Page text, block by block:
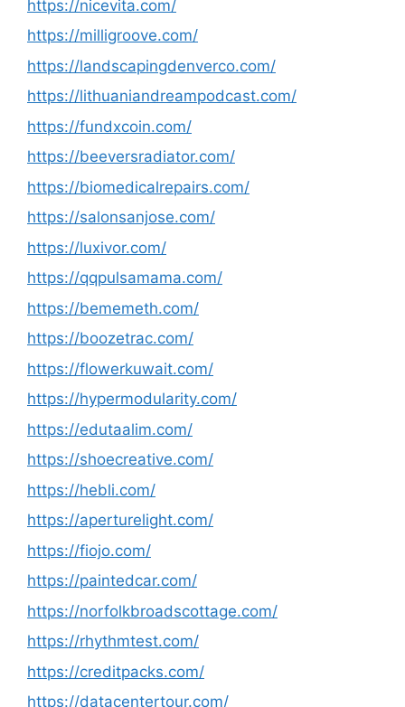
https://nicevita.com/
https://milligroove.com/
https://landscapingdenverco.com/
https://lithuaniandreampodcast.com/
https://fundxcoin.com/
https://beeversradiator.com/
https://biomedicalrepairs.com/
https://salonsanjose.com/
https://luxivor.com/
https://qqpulsamama.com/
https://bememeth.com/
https://boozetrac.com/
https://flowerkuwait.com/
https://hypermodularity.com/
https://edutaalim.com/
https://shoecreative.com/
https://hebli.com/
https://aperturelight.com/
https://fiojo.com/
https://paintedcar.com/
https://norfolkbroadscottage.com/
https://rhythmtest.com/
https://creditpacks.com/
https://datacentertour.com/